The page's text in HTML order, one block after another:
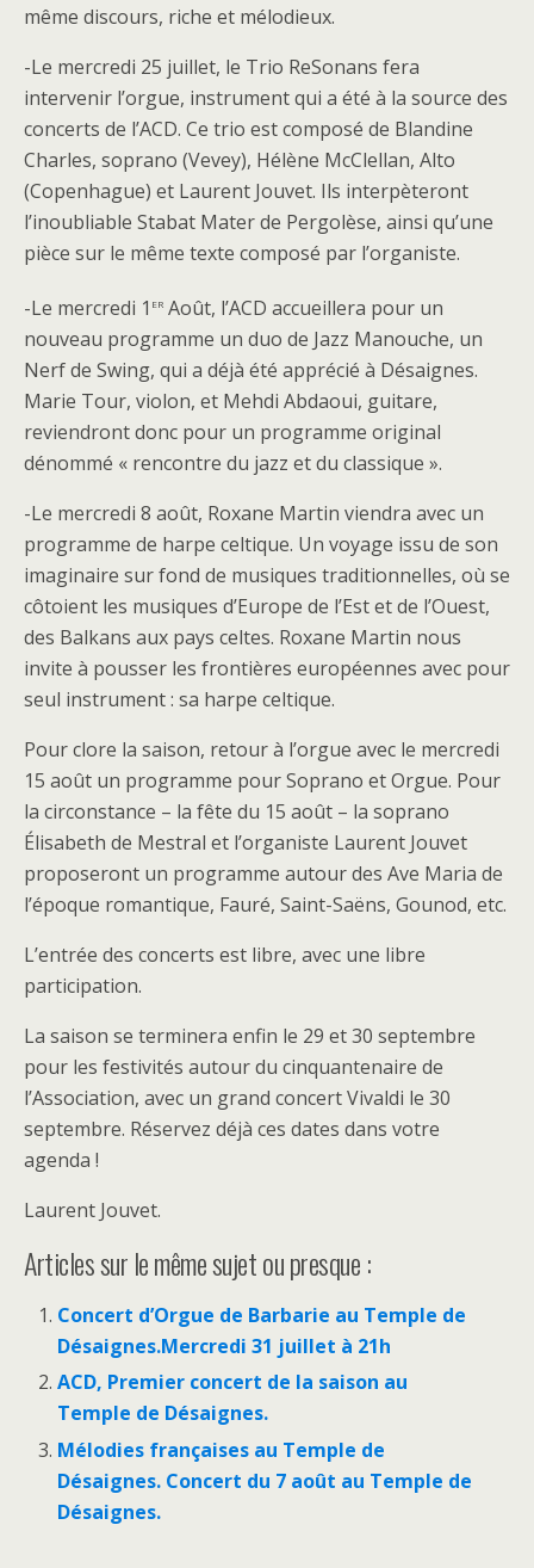
même discours, riche et mélodieux.
-Le mercredi 25 juillet, le Trio ReSonans fera
intervenir l’orgue, instrument qui a été à la source des
concerts de l’ACD. Ce trio est composé de Blandine
Charles, soprano (Vevey), Hélène McClellan, Alto
(Copenhague) et Laurent Jouvet. Ils interpèteront
l’inoubliable Stabat Mater de Pergolèse, ainsi qu’une
pièce sur le même texte composé par l’organiste.
-Le mercredi 1 er Août, l’ACD accueillera pour un
nouveau programme un duo de Jazz Manouche, un
Nerf de Swing, qui a déjà été apprécié à Désaignes.
Marie Tour, violon, et Mehdi Abdaoui, guitare,
reviendront donc pour un programme original
dénommé « rencontre du jazz et du classique ».
-Le mercredi 8 août, Roxane Martin viendra avec un
programme de harpe celtique. Un voyage issu de son
imaginaire sur fond de musiques traditionnelles, où se
côtoient les musiques d’Europe de l’Est et de l’Ouest,
des Balkans aux pays celtes. Roxane Martin nous
invite à pousser les frontières européennes avec pour
seul instrument : sa harpe celtique.
Pour clore la saison, retour à l’orgue avec le mercredi
15 août un programme pour Soprano et Orgue. Pour
la circonstance – la fête du 15 août – la soprano
Élisabeth de Mestral et l’organiste Laurent Jouvet
proposeront un programme autour des Ave Maria de
l’époque romantique, Fauré, Saint-Saëns, Gounod, etc.
L’entrée des concerts est libre, avec une libre
participation.
La saison se terminera enfin le 29 et 30 septembre
pour les festivités autour du cinquantenaire de
l’Association, avec un grand concert Vivaldi le 30
septembre. Réservez déjà ces dates dans votre
agenda !
Laurent Jouvet.
Articles sur le même sujet ou presque :
Concert d’Orgue de Barbarie au Temple de
Désaignes.Mercredi 31 juillet à 21h
ACD, Premier concert de la saison au
Temple de Désaignes.
Mélodies françaises au Temple de
Désaignes. Concert du 7 août au Temple de
Désaignes.